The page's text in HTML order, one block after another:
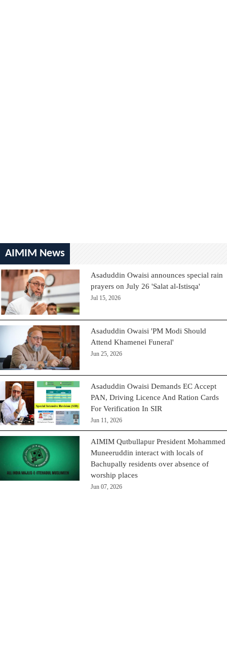
AIMIM News
Asaduddin Owaisi announces special rain
prayers on July 26 'Salat al-Istisqa'
Jul 15, 2026
Asaduddin Owaisi 'PM Modi Should
Attend Khamenei Funeral'
Jun 25, 2026
Asaduddin Owaisi Demands EC Accept
PAN, Driving Licence And Ration Cards
For Verification In SIR
Jun 11, 2026
AIMIM Qutbullapur President Mohammed
Muneeruddin interact with locals of
Bachupally residents over absence of
worship places
Jun 07, 2026